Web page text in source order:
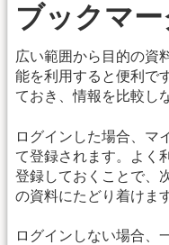
ブックマ
広い範囲から目的の資
能を利用すると便利で
ておき、情報を比較し
ログインした場合、マ
て登録されます。よく
登録しておくことで、
の資料にたどり着けます
ログインしない場合、